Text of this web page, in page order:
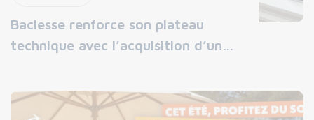
Baclesse renforce son plateau
technique avec l’acquisition d’un…